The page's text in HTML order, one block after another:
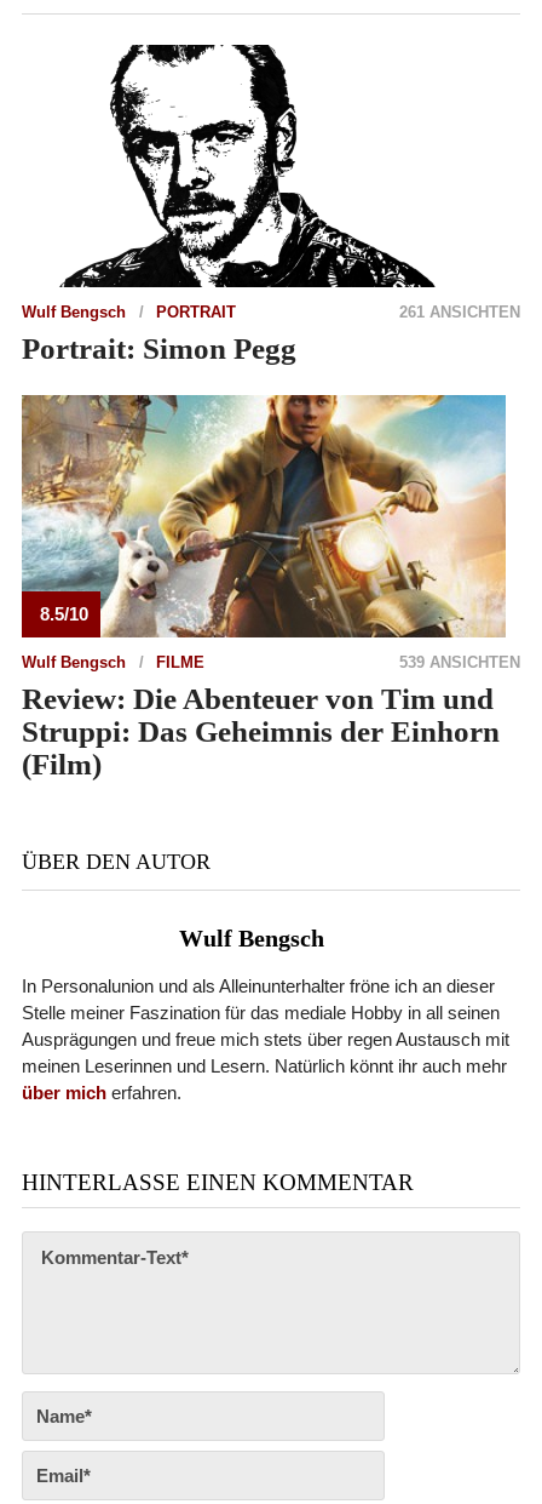
Wulf Bengsch PORTRAIT 261 ANSICHTEN
Portrait: Simon Pegg
8.5/10
Wulf Bengsch FILME 539 ANSICHTEN
Review: Die Abenteuer von Tim und
Struppi: Das Geheimnis der Einhorn
(Film)
ÜBER DEN AUTOR
Wulf Bengsch
In Personalunion und als Alleinunterhalter fröne ich an dieser
Stelle meiner Faszination für das mediale Hobby in all seinen
Ausprägungen und freue mich stets über regen Austausch mit
meinen Leserinnen und Lesern. Natürlich könnt ihr auch mehr
über micherfahren.
HINTERLASSE EINEN KOMMENTAR